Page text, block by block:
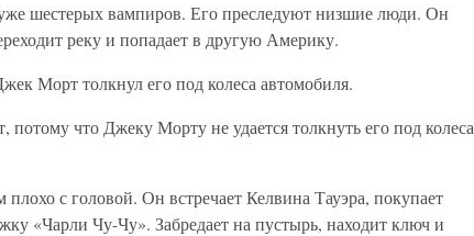
шестерых вампиров. Его преследуют низшие люди. Он
реку и попадает в другую Америку.
Морт толкнул его под колеса автомобиля.
что Джеку Морту не удается толкнуть его под колеса
с головой. Он встречает Келвина Тауэра, покупает
«Чарли Чу-Чу». Забредает на пустырь, находит ключ и